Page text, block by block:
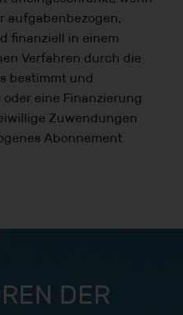
aufgabenbezogen,
finanziell in einem
Verfahren durch die
bestimmt und
eine Finanzierung
Zuwendungen
Abonnement
DER